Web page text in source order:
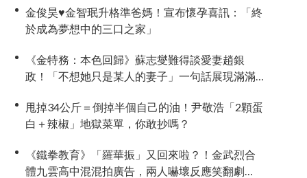
金俊昊♥金智珉升格準爸媽！宣布懷孕喜訊：「終
於成為夢想中的三口之家」
《金特務：本色回歸》蘇志燮難得談愛妻趙銀
政！「不想她只是某人的妻子」一句話展現滿滿
甩掉34公斤＝倒掉半個自己的油！尹敬浩「2顆蛋
白＋辣椒」地獄菜單，你敢抄嗎？
《鐵拳教育》「羅華振」又回來啦？！金武烈合
體九雲高中混混拍廣告，兩人嚇壞反應笑翻劇